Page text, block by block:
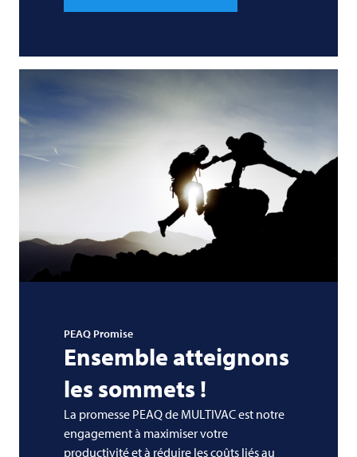
PEAQ Promise
Ensemble atteignons
les sommets !
La promesse PEAQ de MULTIVACest notre
engagement à maximiser votre
productivité et à réduire les coûts liés au